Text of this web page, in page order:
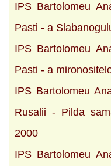
IPS Bartolomeu
Pasti - a
IPS Bartolomeu
Pasti - a
IPS Bartolomeu
Rusalii - Pilda
2000
IPS Bartolomeu